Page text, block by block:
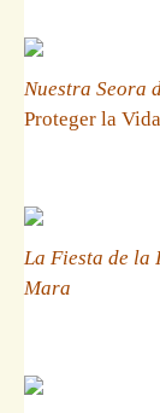
Nuestra Seora
Proteger la
La Fiesta de la
Mara